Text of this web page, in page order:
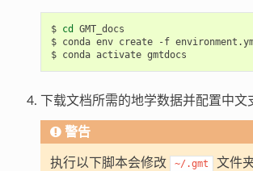
$ cd
GMT_docs
$ conda env create -f
$ conda activate
下载文档所需的地学数据并配置中文
警告
执行以下脚本会修改 ~/.gmt
文件